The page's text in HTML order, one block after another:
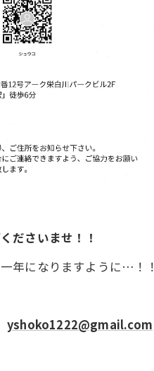
ださいませ！！
年になりますように…！！
yshoko1222@gmail.com